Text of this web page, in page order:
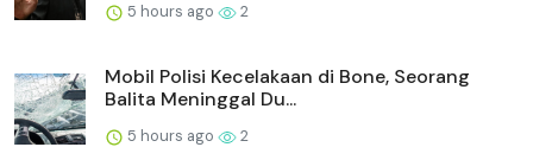
5 hours ago 2
Mobil Polisi Kecelakaan di Bone, Seorang
Balita Meninggal Du...
5 hours ago 2